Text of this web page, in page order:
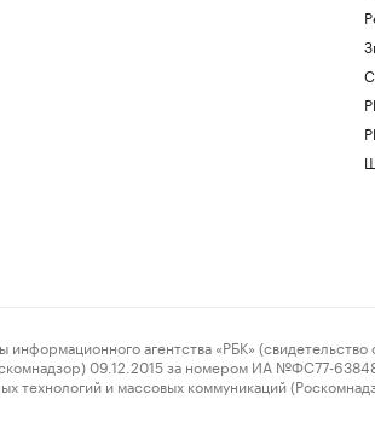
агентства «РБК» (свидетельство
09.12.2015 за номером ИА №ФС77-
технологий и массовых коммуникаций